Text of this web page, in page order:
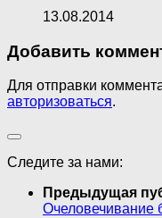
13.08.2014
Добавить
Для отправки
авторизоваться.
Следите за нами:
Предыдущая
Очеловечивание